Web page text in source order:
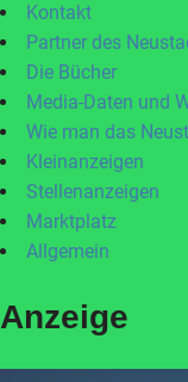
Kontakt
Partner des
Die Bücher
Media-Daten und
Wie man das
Kleinanzeigen
Stellenanzeigen
Marktplatz
Allgemein
Anzeige